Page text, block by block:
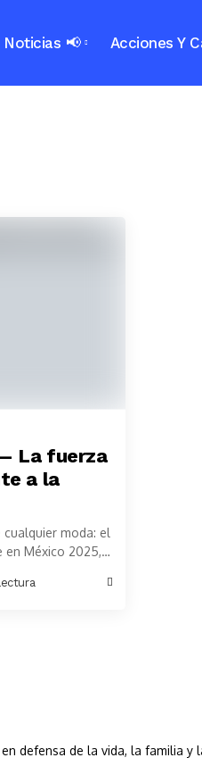
Noticias 📢 Acciones Y
La fuerza
a la
moda: el
en México 2025,
defensa de la vida, la familia